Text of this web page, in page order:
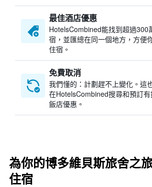
最佳酒店優惠
HotelsCombined​能找到超過300
宿，並匯總在同一個地方，方便
住宿。
免費取消
我們懂的：計劃趕不上變化。這
在HotelsCombined搜尋和預訂
飯店優惠。
為你的博多維貝斯旅舍之
住宿